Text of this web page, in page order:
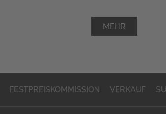
MEHR
FESTPREISKOMMISSION VERKAUF